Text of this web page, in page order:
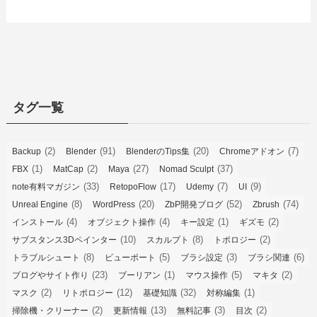
タグ一覧
Backup (2) Blender (91) BlenderのTips集 (20) Chromeアドオン (7)
FBX (1) MatCap (2) Maya (27) Nomad Sculpt(37)
note有料マガジン (33) RetopoFlow (17) Udemy (7) UI (9)
Unreal Engine (8) WordPress (20) ZbP開発ブログ (52) Zbrush (74)
インストール (4) オブジェクト操作 (4) キー設定 (1) ギズモ (2)
サブスタンス3Dペインター (10) スカルプト (8) トポロジー (2)
トラブルシュート (8) ビューポート (5) ブラシ設定 (3) ブラシ関連 (6)
ブログやサイト作り (23) ブーリアン (1) マウス操作 (5) マキタ (2)
マスク (2) リトポロジー (12) 基礎知識 (32) 対称編集 (1)
掃除機・クリーナー (2) 更新情報 (13) 無料記事 (3) 目次 (2)